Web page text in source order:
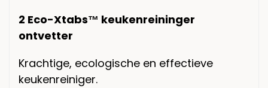
2 Eco-Xtabs™ keukenreininger
ontvetter
Krachtige, ecologische en effectieve
keukenreiniger.